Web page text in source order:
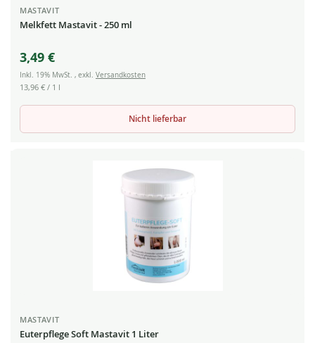
MASTAVIT
Melkfett Mastavit - 250 ml
3,49 €
Inkl. 19% MwSt. , exkl. Versandkosten
13,96 € / 1 l
Nicht lieferbar
MASTAVIT
Euterpflege Soft Mastavit 1 Liter